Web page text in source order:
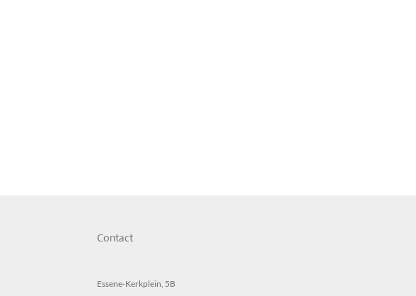
Contact
Essene-Kerkplein, 5B